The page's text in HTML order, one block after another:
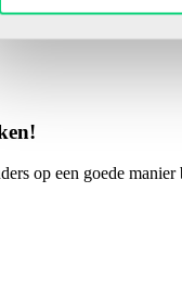
op een goede